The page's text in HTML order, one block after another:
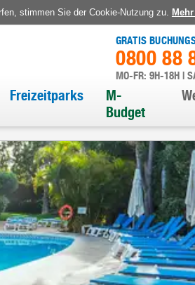
stimmen Sie der Cookie-Nutzung zu.
GRATIS
0800 88
MO-FR: 9H-18H |
Freizeitparks
M-
Budget